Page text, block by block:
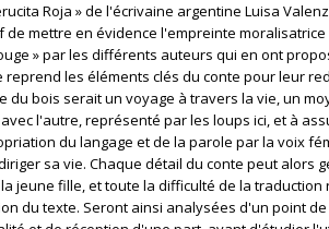
Roja » de l'écrivaine argentine Luisa
de mettre en évidence l'empreinte
» par les différents auteurs qui en ont
reprend les éléments clés du conte pour leur
du bois serait un voyage à travers la vie, un
l'autre, représenté par les loups ici, et à
du langage et de la parole par la voix
sa vie. Chaque détail du conte peut alors
jeune fille, et toute la difficulté de la
du texte. Seront ainsi analysées d'un point